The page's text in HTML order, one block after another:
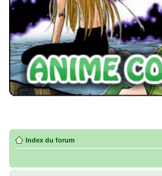
Index du forum